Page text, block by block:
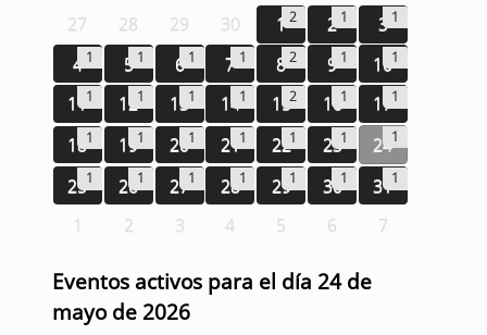
27 28 29 30 12 2 1 3 1
4 1 5 1 6 1 7 1 82 9 1 101
111 121 131 141 152 161 171
181 191 201 211 221 231 241
251 261 271 281 291 301 311
1 2 3 4 5 6 7
Eventos activos para el día 24 de
mayo de 2026